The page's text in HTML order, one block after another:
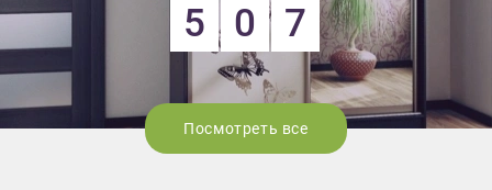
5 0 7
Посмотреть все